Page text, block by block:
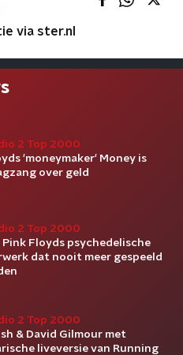
via ster.nl
2 Top 2000
'moneymaker' Money is
over geld
2 Top 2000
Pink Floyds psychedelische
dat nooit meer gespeeld
2 Top 2000
& David Gilmour met
liveversie van Running